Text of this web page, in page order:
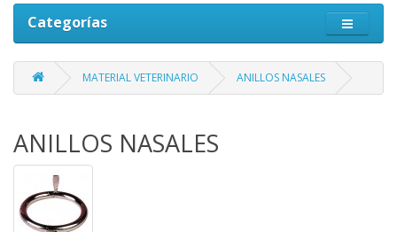
Categorías
MATERIAL VETERINARIO ANILLOS NASALES
ANILLOS NASALES